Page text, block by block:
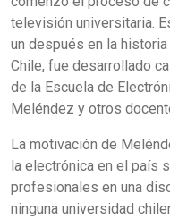
televisión universitaria.
un después en la
Chile, fue desarrollado
de la Escuela de
Meléndez y otros
La motivación de
la electrónica en el país
profesionales en una
ninguna universidad